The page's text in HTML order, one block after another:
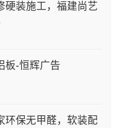
硬装施工，福建尚艺
板-恒辉广告
环保无甲醛，软装配